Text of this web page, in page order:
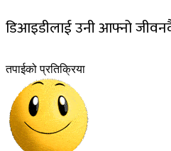
डिआइडीलाई उनी आफ्नो जीवनकै
तपाईको प्रतिक्रिया